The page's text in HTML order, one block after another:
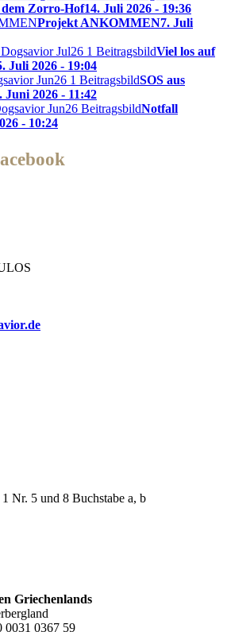
Zorro-Hof14. Juli 2026 - 19:36
Projekt ANKOMMEN7. Juli
Viel los auf
Juli 2026 - 19:04
SOS aus
Juni 2026 - 11:42
Notfall
- 10:24
Nr. 5 und 8 Buchstabe a, b
Griechenlands
0367 59